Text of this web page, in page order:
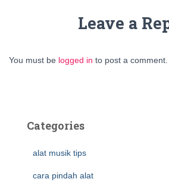
Leave a
You must be logged in to post a comment.
Categories
alat musik tips
cara pindah alat